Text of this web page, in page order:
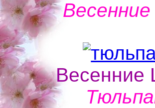
Весенние